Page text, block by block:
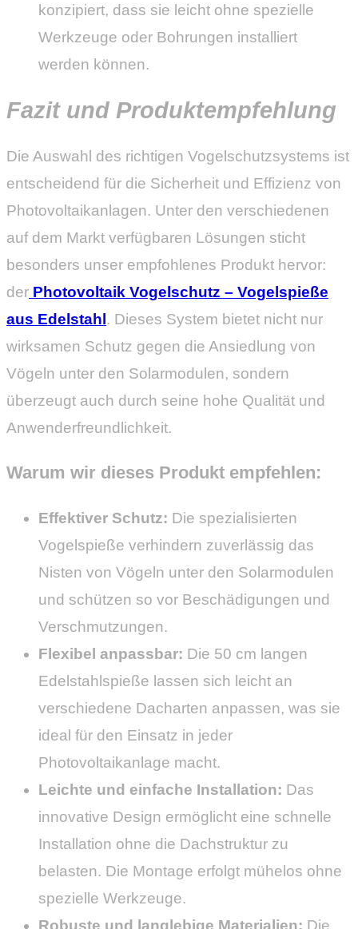
konzipiert, dass sie leicht ohne spezielle
Werkzeuge oder Bohrungen installiert
werden können.
Fazit und Produktempfehlung
Die Auswahl des richtigen Vogelschutzsystems ist
entscheidend für die Sicherheit und Effizienz von
Photovoltaikanlagen. Unter den verschiedenen
auf dem Markt verfügbaren Lösungen sticht
besonders unser empfohlenes Produkt hervor:
der Photovoltaik Vogelschutz – Vogelspieße
aus Edelstahl . Dieses System bietet nicht nur
wirksamen Schutz gegen die Ansiedlung von
Vögeln unter den Solarmodulen, sondern
überzeugt auch durch seine hohe Qualität und
Anwenderfreundlichkeit.
Warum wir dieses Produkt empfehlen:
Effektiver Schutz: Die spezialisierten
Vogelspieße verhindern zuverlässig das
Nisten von Vögeln unter den Solarmodulen
und schützen so vor Beschädigungen und
Verschmutzungen.
Flexibel anpassbar: Die 50 cm langen
Edelstahlspieße lassen sich leicht an
verschiedene Dacharten anpassen, was sie
ideal für den Einsatz in jeder
Photovoltaikanlage macht.
Leichte und einfache Installation: Das
innovative Design ermöglicht eine schnelle
Installation ohne die Dachstruktur zu
belasten. Die Montage erfolgt mühelos ohne
spezielle Werkzeuge.
Robuste und langlebige Materialien: Die